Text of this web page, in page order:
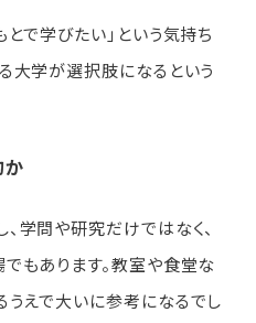
で学びたい」という気持ち
大学が選択肢になるという
か
学問や研究だけではなく、
もあります。教室や食堂な
えで大いに参考になるでし